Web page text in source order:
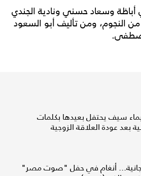
وسعاد حسني ونادية الجندي
النجوم، ومن تأليف أبو السعود
مصطفى.
سيف يحتفل بعيدها بكلمات
بعد عودة العلاقة الزوجية
أنغام في حفل "صوت مصر"